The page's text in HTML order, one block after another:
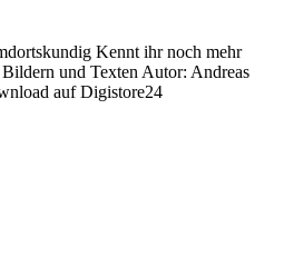
Kennt ihr noch mehr
und Texten Autor: Andreas
auf Digistore24